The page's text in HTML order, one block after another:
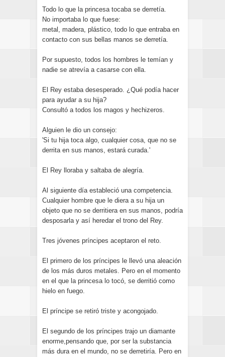
Todo lo que la princesa tocaba se derretía.
No importaba lo que fuese:
metal, madera, plástico, todo lo que entraba en
contacto con sus bellas manos se derretía.
Por supuesto, todos los hombres le temían y
nadie se atrevía a casarse con ella.
El Rey estaba desesperado. ¿Qué podía hacer
para ayudar a su hija?
Consultó a todos los magos y hechizeros.
Alguien le dio un consejo:
'Si tu hija toca algo, cualquier cosa, que no se
derrita en sus manos, estará curada.'
El Rey lloraba y saltaba de alegría.
Al siguiente día estableció una competencia.
Cualquier hombre que le diera a su hija un
objeto que no se derritiera en sus manos, podría
desposarla y así heredar el trono del Rey.
Tres jóvenes príncipes aceptaron el reto.
El primero de los príncipes le llevó una aleación
de los más duros metales. Pero en el momento
en el que la princesa lo tocó, se derritió como
hielo en fuego.
El príncipe se retiró triste y acongojado.
El segundo de los príncipes trajo un diamante
enorme,pensando que, por ser la substancia
más dura en el mundo, no se derretiría. Pero en